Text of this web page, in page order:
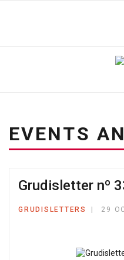
EVENTS
Grudisletter nº
GRUDISLETTERS 29